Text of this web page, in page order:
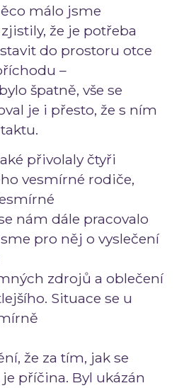
málo jsme
že je potřeba
do prostoru otce
–
špatně, vše se
je i přesto, že s ním
přivolaly čtyři
vesmírné rodiče,
nám dále pracovalo
pro něj o vyslečení
zdrojů a oblečení
Situace se u
že za tím, jak se
příčina. Byl ukázán